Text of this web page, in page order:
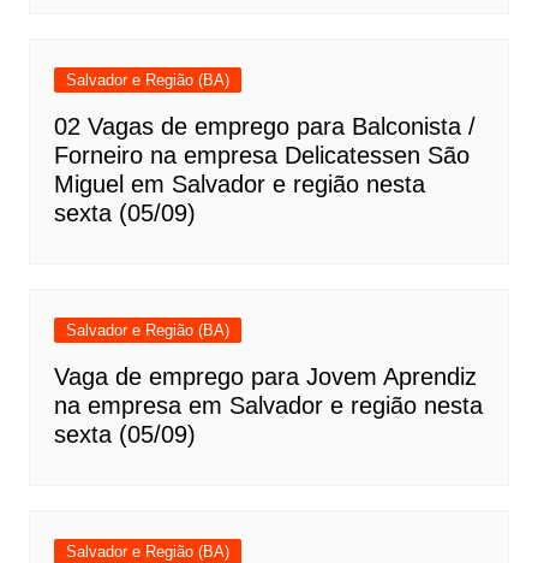
Salvador e Região (BA)
02 Vagas de emprego para Balconista /
Forneiro na empresa Delicatessen São
Miguel em Salvador e região nesta
sexta (05/09)
Salvador e Região (BA)
Vaga de emprego para Jovem Aprendiz
na empresa em Salvador e região nesta
sexta (05/09)
Salvador e Região (BA)